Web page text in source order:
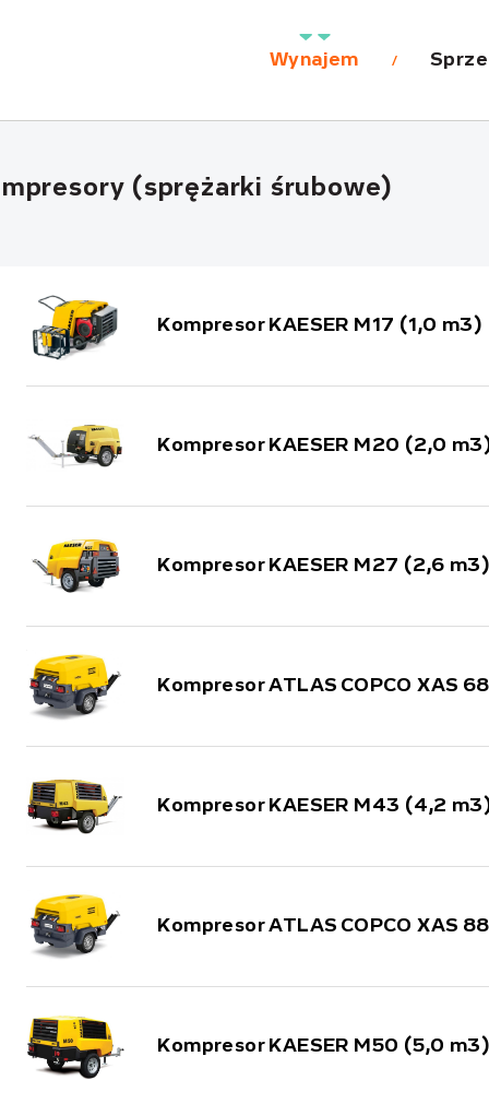
Wynajem
(sprężarki śrubowe)
Kompresor KAESER M17 (1,0 m3)
Kompresor KAESER M20 (2,0
Kompresor KAESER M27 (2,6 m3)
Kompresor ATLAS COPCO XAS
Kompresor KAESER M43 (4,2
Kompresor ATLAS COPCO XAS
Kompresor KAESER M50 (5,0 m3)